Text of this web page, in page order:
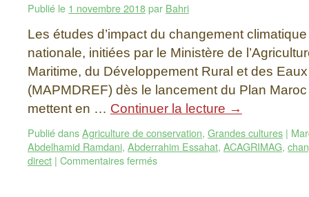
Publié le 1 novembre 2018par Bahri
Les études d’impact du changement climatique
nationale, initiées par le Ministère de
Maritime, du Développement Rural et des
(MAPMDREF) dès le lancement du Plan
mettent en … Continuer la lecture →
Publié dansAgriculture de conservation, Grandes cultures |
Abdelhamid Ramdani, Abderrahim Essahat, ACAGRIMAG,
direct | Commentaires fermés